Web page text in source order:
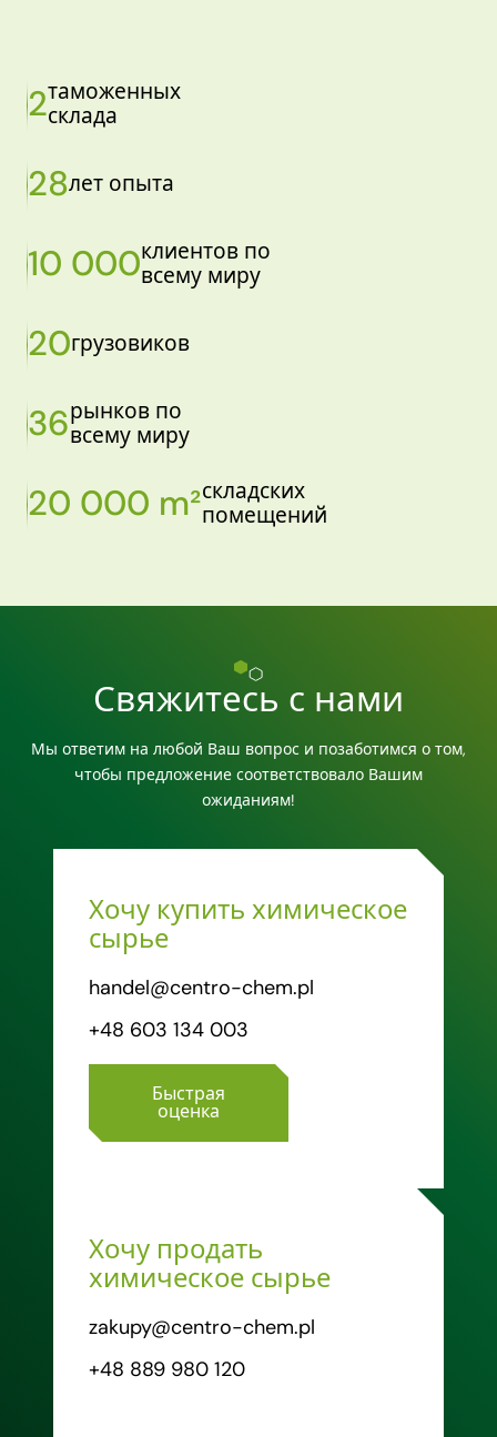
2таможенных
склада
28лет опыта
10 000клиентов по
всему миру
20грузовиков
36рынков по
всему миру
20 000 m²складских
помещений
Свяжитесь с нами
Мы ответим на любой Ваш вопрос и позаботимся о том,
чтобы предложение соответствовало Вашим
ожиданиям!
Хочу купить химическое
сырье
handel@centro-chem.pl
+48 603 134 003
Быстрая
оценка
Хочу продать
химическое сырье
zakupy@centro-chem.pl
+48 889 980 120